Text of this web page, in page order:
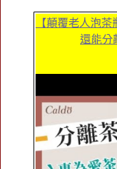
【顛覆老人泡
還能分